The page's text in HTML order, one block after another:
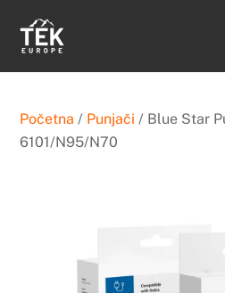
content
Početna / Punjači / Blue Star
6101/N95/N70